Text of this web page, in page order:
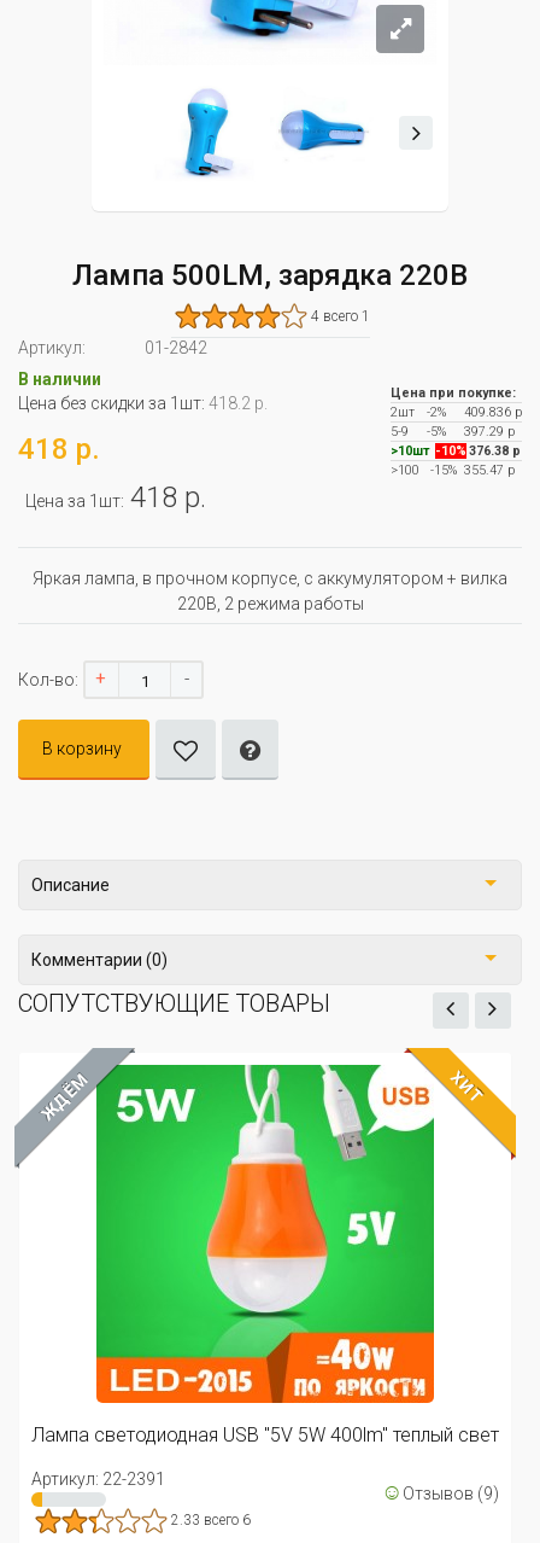
Лампа 500LM, зарядка 220В
4 всего 1
Артикул:
01-2842
В наличии
Цена без скидки за 1шт: 418.2 р.
418 р.
Цена за 1шт: 418 р.
Цена при покупке:
2шт
-2%
409.836 р
5-9
-5%
397.29 р
>10шт -10% 376.38 р
>100
-15% 355.47 р
Яркая лампа, в прочном корпусе, с аккумулятором + вилка
220В, 2 режима работы
Кол-во: + -
В корзину
Описание
Комментарии (0)
СОПУТСТВУЮЩИЕ ТОВАРЫ
ЖДЁМ ХИТ
Лампа светодиодная USB "5V 5W 400lm" теплый свет
Артикул: 22-2391 ☺ Отзывов (9)
2.33 всего 6